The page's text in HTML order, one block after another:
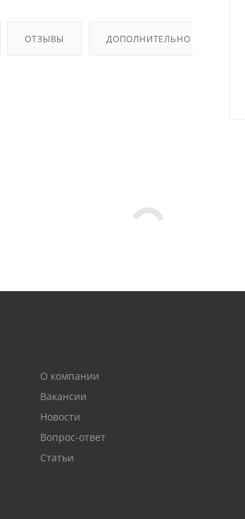
ОТЗЫВЫ ДОПОЛНИТЕЛЬНО
О компании
Вакансии
Новости
Вопрос-ответ
Статьи